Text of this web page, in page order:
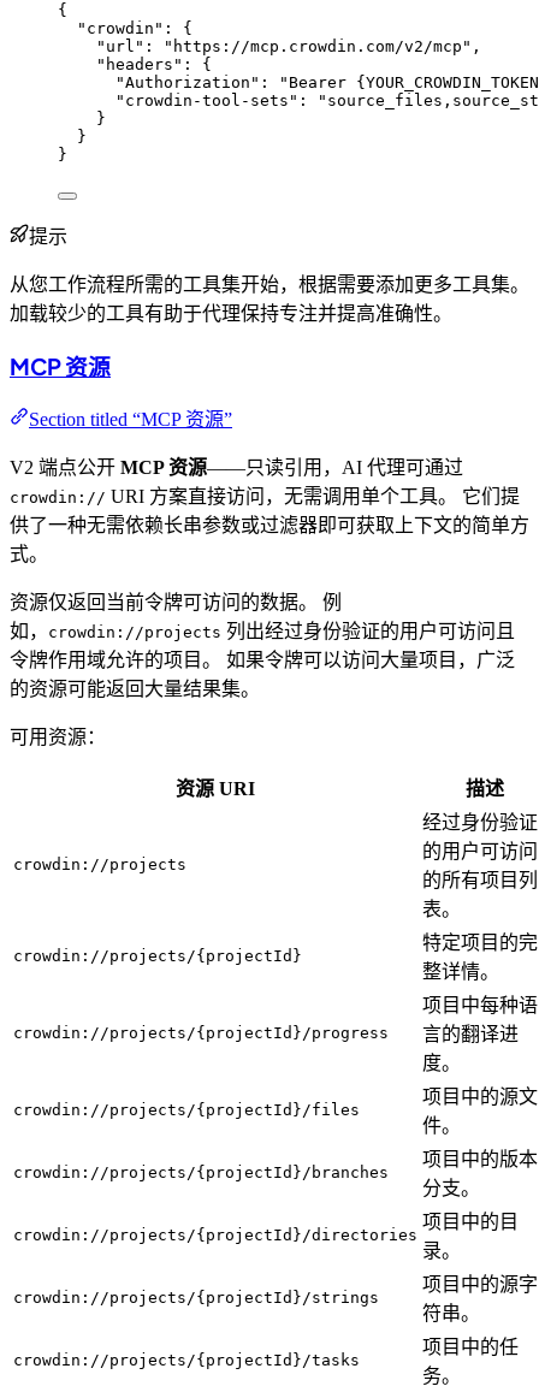
{
"crowdin" : {
"url" : " https://mcp.crowdin.com/v2/mcp " ,
"headers" : {
"Authorization" : " Bearer
"crowdin-tool-sets" : "
}
}
}
提示
从您工作流程所需的工具集开始，根据需要添加更多工具集。
加载较少的工具有助于代理保持专注并提高准确性。
MCP 资源
Section titled “MCP 资源”
V2 端点公开 MCP 资源——只读引用，AI 代理可通过
crowdin:// URI 方案直接访问，无需调用单个工具。 它们提
供了一种无需依赖长串参数或过滤器即可获取上下文的简单方
式。
资源仅返回当前令牌可访问的数据。 例
如，
crowdin://projects 列出经过身份验证的用户可访问且
令牌作用域允许的项目。 如果令牌可以访问大量项目，广泛
的资源可能返回大量结果集。
可用资源：
资源 URI 描述
crowdin://projects
经过身份验证
的用户可访问
的所有项目列
表。
crowdin://projects/{projectId}
特定项目的完
整详情。
crowdin://projects/{projectId}/progress
项目中每种语
言的翻译进
度。
crowdin://projects/{projectId}/files
项目中的源文
件。
crowdin://projects/{projectId}/branches
项目中的版本
分支。
crowdin://projects/{projectId}/directories
项目中的目
录。
crowdin://projects/{projectId}/strings
项目中的源字
符串。
crowdin://projects/{projectId}/tasks
项目中的任
务。